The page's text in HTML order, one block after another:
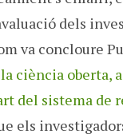
dels
va concloure
ciència oberta,
del sistema de
els